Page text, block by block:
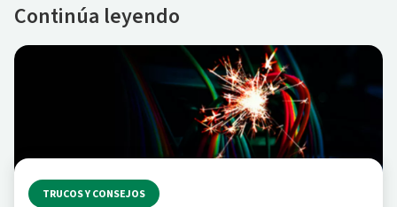
Continúa leyendo
TRUCOS Y CONSEJOS